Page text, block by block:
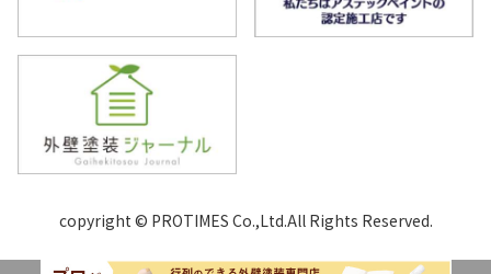
copyright © PROTIMES Co.,Ltd.All Rights Reserved.